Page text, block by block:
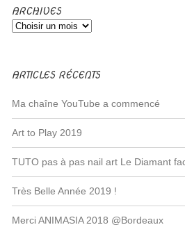
ARCHIVES
ARTICLES RÉCENTS
Ma chaîne YouTube a commencé
Art to Play 2019
TUTO pas à pas nail art Le Diamant
Très Belle Année 2019 !
Merci ANIMASIA 2018 @Bordeaux